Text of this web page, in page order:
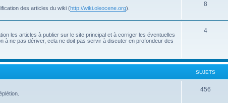
des articles du wiki (http://wiki.oleocene.org).
8
les articles à publier sur le site principal et à corriger les éventuelles
à ne pas dériver, cela ne doit pas servir à discuter en profondeur des
4
SUJETS
456